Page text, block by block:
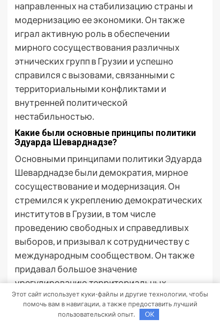
направленных на стабилизацию страны и
модернизацию ее экономики. Он также
играл активную роль в обеспечении
мирного сосуществования различных
этнических групп в Грузии и успешно
справился с вызовами, связанными с
территориальными конфликтами и
внутренней политической
нестабильностью.
Какие были основные принципы политики
Эдуарда Шеварднадзе?
Основными принципами политики Эдуарда
Шеварднадзе были демократия, мирное
сосуществование и модернизация. Он
стремился к укреплению демократических
институтов в Грузии, в том числе
проведению свободных и справедливых
выборов, и призывал к сотрудничеству с
международным сообществом. Он также
придавал большое значение
урегулированию территориальных
конфликтов в стране и обеспечению
мирного сосуществования международных
Этот сайт использует куки-файлы и другие технологии, чтобы
помочь вам в навигации, а также предоставить лучший
пользовательский опыт.
OK